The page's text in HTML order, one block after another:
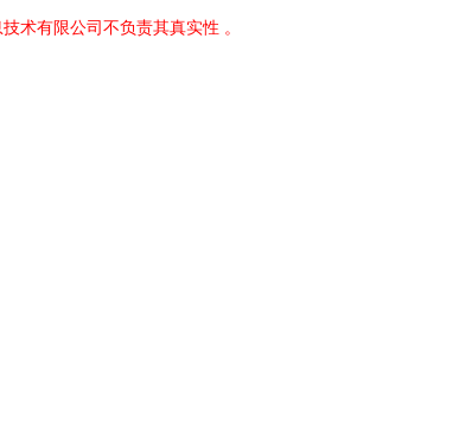
术有限公司不负责其真实性 。